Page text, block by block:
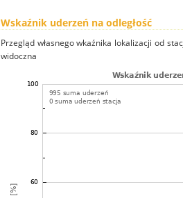
Wskaźnik uderzeń na odległość
Przegląd własnego wkaźnika lokalizacji od
widoczna